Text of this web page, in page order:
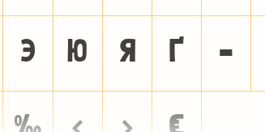
Э Ю Я Ґ –